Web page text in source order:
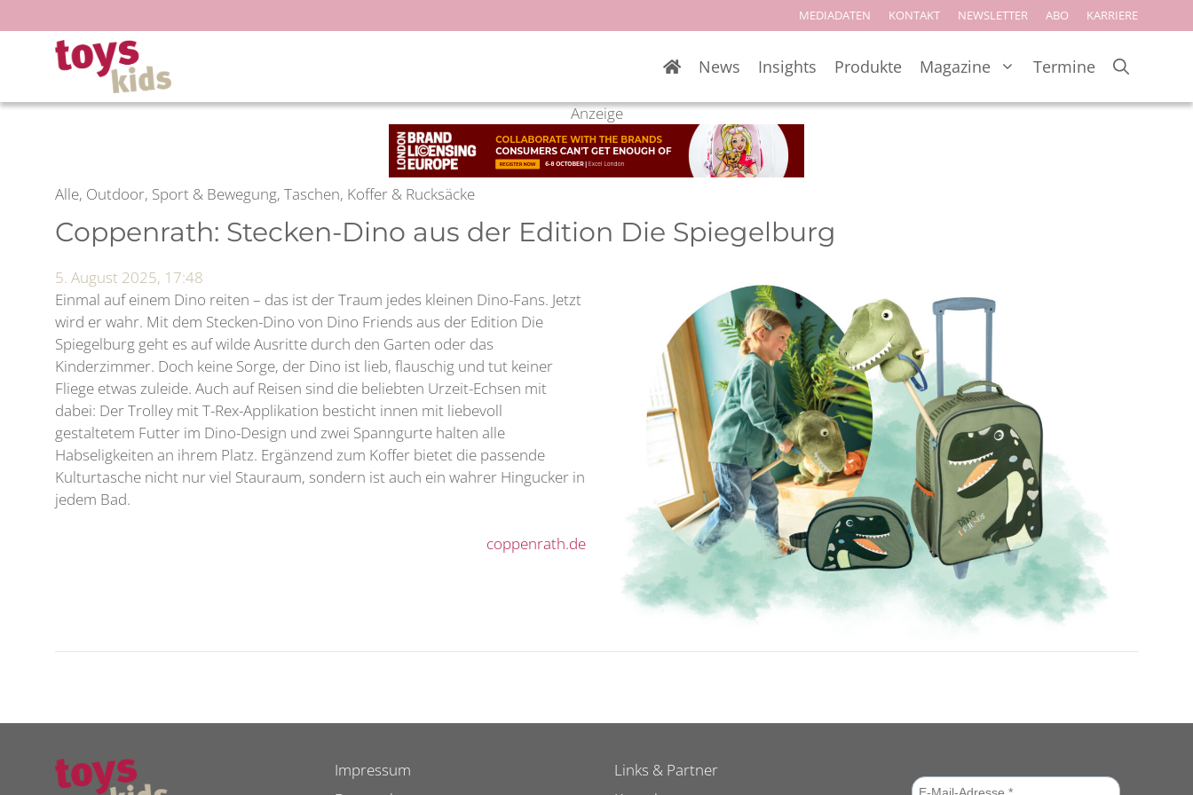
Inhalt
springen
MEDIADATEN KONTAKT NEWSLETTER ABO KARRIERE
News Insights Produkte Magazine Termine
Anzeige
Alle, Outdoor, Sport & Bewegung, Taschen, Koffer & Rucksäcke
Coppenrath: Stecken-Dino aus der Edition Die Spiegelburg
5. August 2025, 17:48
Einmal auf einem Dino reiten – das ist der Traum jedes kleinen Dino-Fans. Jetzt
wird er wahr. Mit dem Stecken-Dino von Dino Friends aus der Edition Die
Spiegelburg geht es auf wilde Ausritte durch den Garten oder das
Kinderzimmer. Doch keine Sorge, der Dino ist lieb, flauschig und tut keiner
Fliege etwas zuleide. Auch auf Reisen sind die beliebten Urzeit-Echsen mit
dabei: Der Trolley mit T-Rex-Applikation besticht innen mit liebevoll
gestaltetem Futter im Dino-Design und zwei Spanngurte halten alle
Habseligkeiten an ihrem Platz. Ergänzend zum Koffer bietet die passende
Kulturtasche nicht nur viel Stauraum, sondern ist auch ein wahrer Hingucker in
jedem Bad.
coppenrath.de
Impressum
Links & Partner